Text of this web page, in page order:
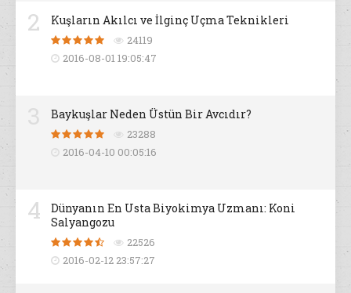
2 Kuşların Akılcı ve İlginç Uçma Teknikleri
24119
2016-08-01 19:05:47
Baykuşlar Neden Üstün Bir Avcıdır?
23288
2016-04-10 00:05:16
4
Dünyanın En Usta Biyokimya Uzmanı: Koni
Salyangozu
22526
2016-02-12 23:57:27